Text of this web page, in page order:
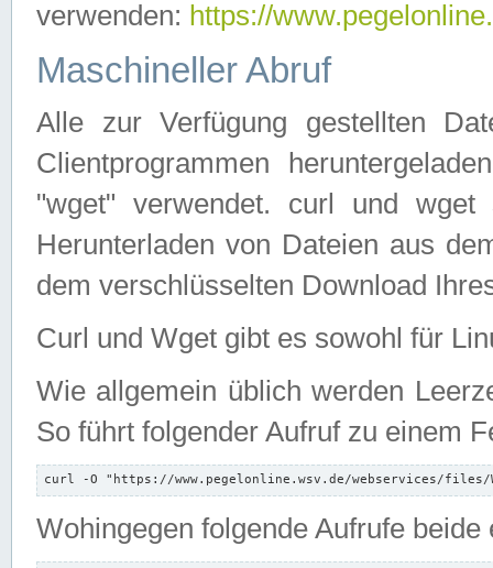
verwenden: https://
Maschineller Abruf
Alle zur Verfügung gestellten
Clientprogrammen
"wget" verwendet. curl und wget
Herunterladen von Dateien aus
dem verschlüsselten Download
Curl und Wget gibt es sowohl für
Wie allgemein üblich werden
So führt folgender Aufruf zu einem
curl -O "https://www.pegelonline.wsv.de/webservices/files/
Wohingegen folgende Aufrufe beide